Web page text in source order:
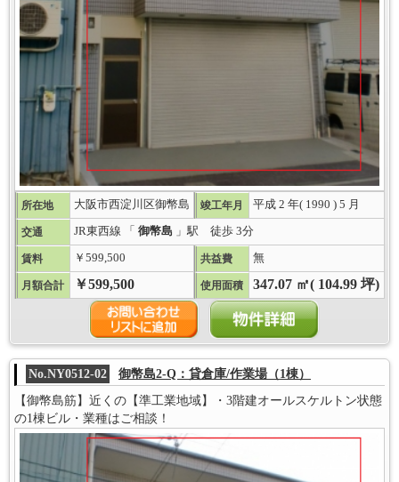
所在地 大阪市西淀川区御幣島 竣工年月 平成 2 年( 1990 ) 5 月
交通 JR東西線 「 御幣島 」駅 徒歩 3分
賃料 ￥599,500 共益費 無
月額合計 ￥599,500 使用面積 347.07 ㎡( 104.99 坪)
No.NY0512-02
御幣島2-Q：貸倉庫/作業場（1棟）
【御幣島筋】近くの【準工業地域】・3階建オールスケルトン状態
の1棟ビル・業種はご相談！